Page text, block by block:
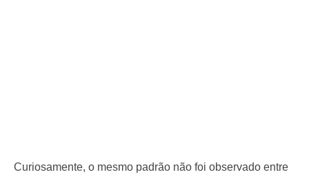
Curiosamente, o mesmo padrão não foi observado entre